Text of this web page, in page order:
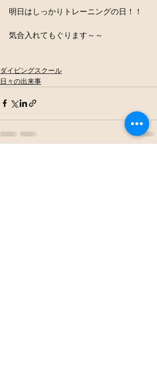
明日はしっかりトレーニングの日！！
気合入れてもぐります～～
ダイビングスクール
日々の出来事